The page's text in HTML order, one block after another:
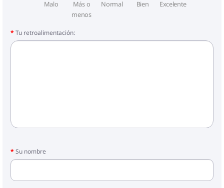
Malo
Más o
menos
Normal Bien Excelente
Tu retroalimentación:
Su nombre